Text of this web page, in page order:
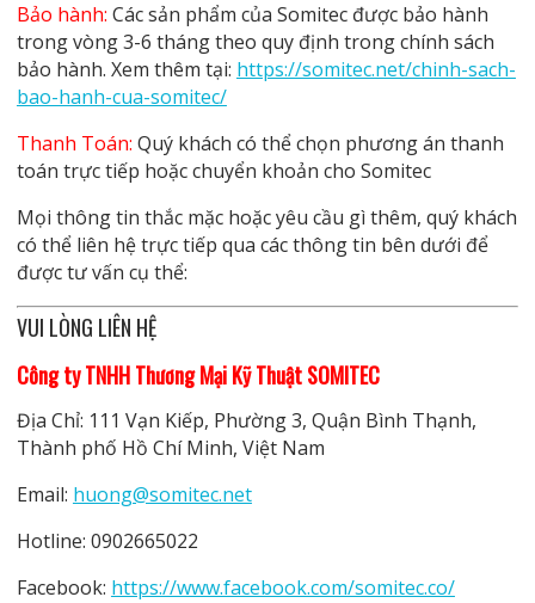
Bảo hành: Các sản phẩm của Somitec được bảo hành
trong vòng 3-6 tháng theo quy định trong chính sách
bảo hành. Xem thêm tại: https://somitec.net/chinh-sach-
bao-hanh-cua-somitec/
Thanh Toán: Quý khách có thể chọn phương án thanh
toán trực tiếp hoặc chuyển khoản cho Somitec
Mọi thông tin thắc mặc hoặc yêu cầu gì thêm, quý khách
có thể liên hệ trực tiếp qua các thông tin bên dưới để
được tư vấn cụ thể:
VUI LÒNG LIÊN HỆ
Công ty TNHH Thương Mại Kỹ Thuật SOMITEC
Địa Chỉ: 111 Vạn Kiếp, Phường 3, Quận Bình Thạnh,
Thành phố Hồ Chí Minh, Việt Nam
Email: huong@somitec.net
Hotline: 0902665022
Facebook: https://www.facebook.com/somitec.co/